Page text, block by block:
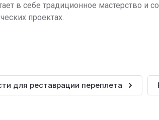
в себе традиционное мастерство
проектах.
для реставрации переплета